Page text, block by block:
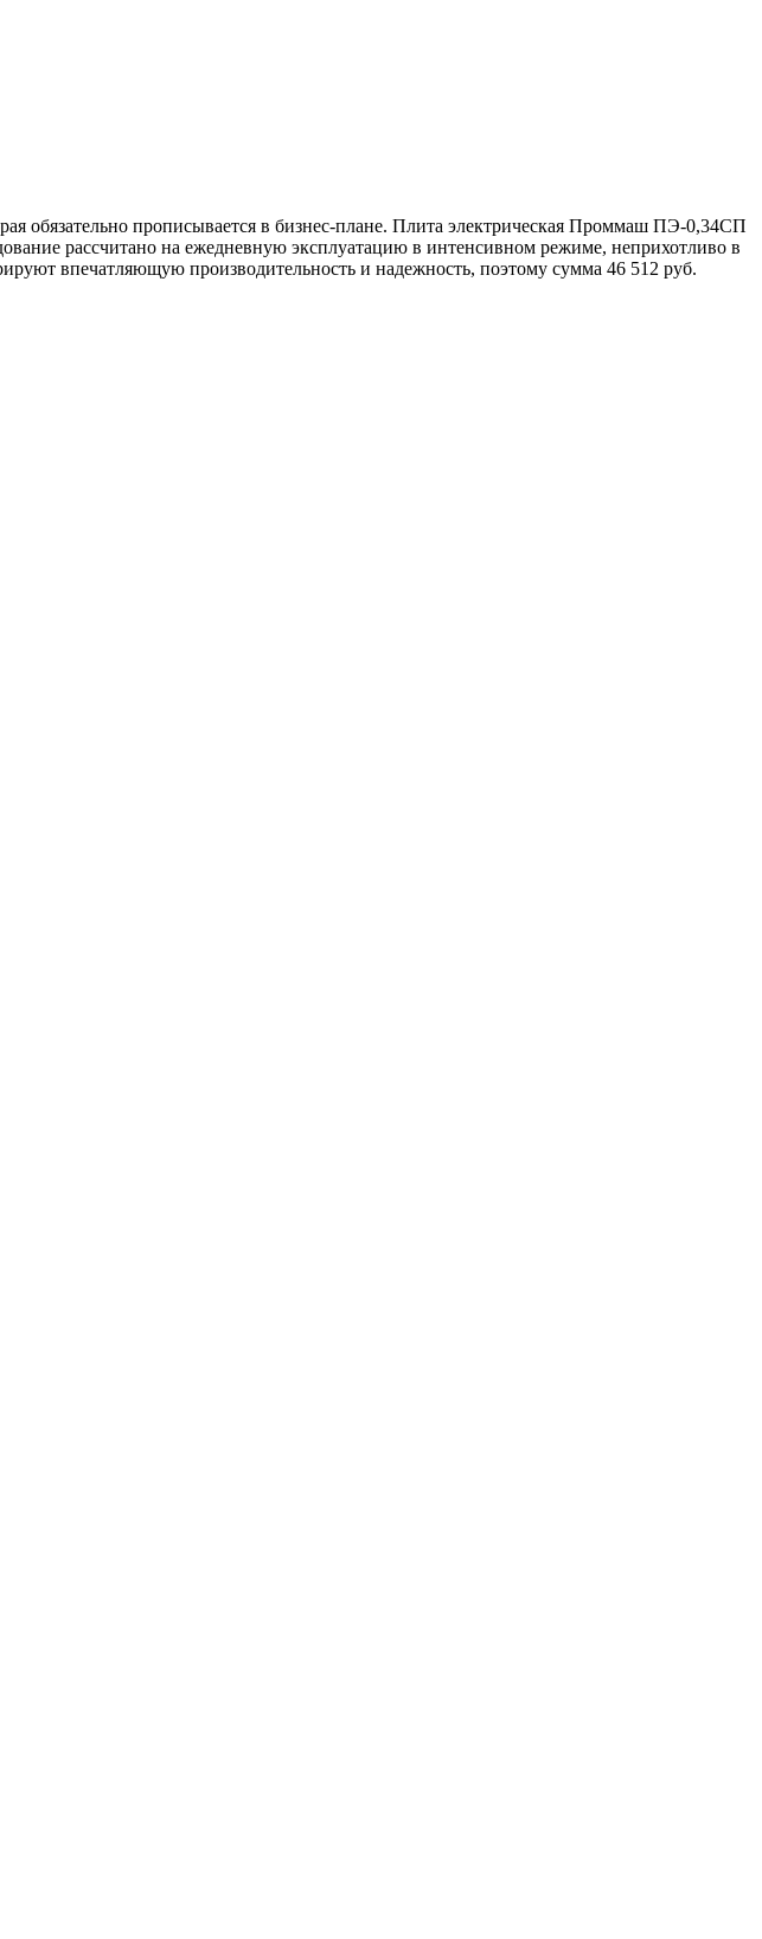
обязательно прописывается в бизнес-плане. Плита электрическая Проммаш ПЭ-0,34СП
рассчитано на ежедневную эксплуатацию в интенсивном режиме, неприхотливо в
впечатляющую производительность и надежность, поэтому сумма 46 512 руб.